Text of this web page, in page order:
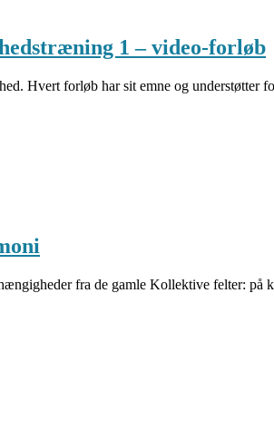
1 – video-forløb
Hvert forløb har sit emne og understøtter
fra de gamle Kollektive felter: på